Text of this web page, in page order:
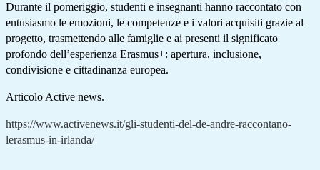
Durante il pomeriggio, studenti e insegnanti hanno raccontato con
entusiasmo le emozioni, le competenze e i valori acquisiti grazie al
progetto, trasmettendo alle famiglie e ai presenti il significato
profondo dell’esperienza Erasmus+: apertura, inclusione,
condivisione e cittadinanza europea.
Articolo Active news.
https://www.activenews.it/gli-studenti-del-de-andre-raccontano-
lerasmus-in-irlanda/